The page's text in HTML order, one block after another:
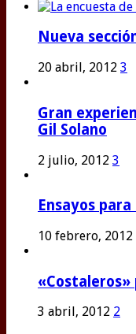
Nueva
20 abril, 2012 3
Gran
Gil Solano
2 julio, 2012 3
Ensayos
10 febrero, 2012
«Costaleros»
3 abril, 2012 2